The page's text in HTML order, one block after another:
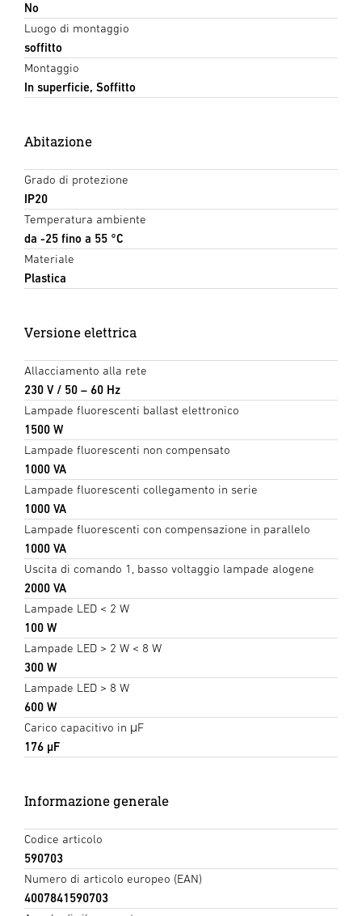
No
Luogo di montaggio
soffitto
Montaggio
In superficie, Soffitto
Abitazione
Grado di protezione
IP20
Temperatura ambiente
da -25 fino a 55 °C
Materiale
Plastica
Versione elettrica
Allacciamento alla rete
230 V / 50 – 60 Hz
Lampade fluorescenti ballast elettronico
1500 W
Lampade fluorescenti non compensato
1000 VA
Lampade fluorescenti collegamento in serie
1000 VA
Lampade fluorescenti con compensazione in parallelo
1000 VA
Uscita di comando 1, basso voltaggio lampade alogene
2000 VA
Lampade LED < 2 W
100 W
Lampade LED > 2 W < 8 W
300 W
Lampade LED > 8 W
600 W
Carico capacitivo in μF
176 µF
Informazione generale
Codice articolo
590703
Numero di articolo europeo (EAN)
4007841590703